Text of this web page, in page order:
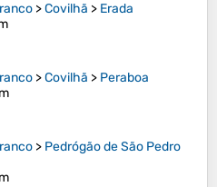
>Covilhã > Erada
>Covilhã > Peraboa
> Pedrógão de São Pedro